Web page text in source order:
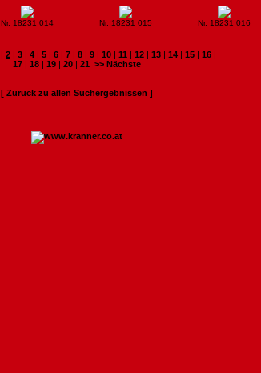
Nr. 18231 014 Nr. 18231 015 Nr. 18231 016
| 2 | 3 | 4 | 5 | 6 | 7 | 8 | 9 | 10 | 11 | 12 | 13 | 14 | 15 | 16 |
17| 18| 19| 20| 21 >> Nächste
[ Zurück zu allen Suchergebnissen ]